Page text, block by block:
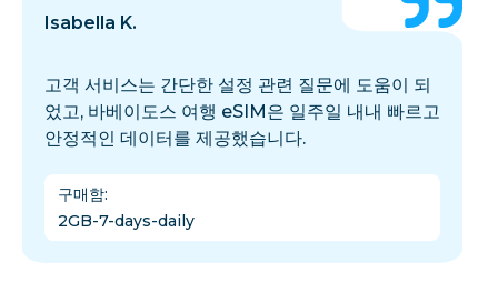
Isabella K.
고객 서비스는 간단한 설정 관련 질문에 도움이 되
었고, 바베이도스 여행 eSIM은 일주일 내내 빠르고
안정적인 데이터를 제공했습니다.
구매함:
2GB-7-days-daily